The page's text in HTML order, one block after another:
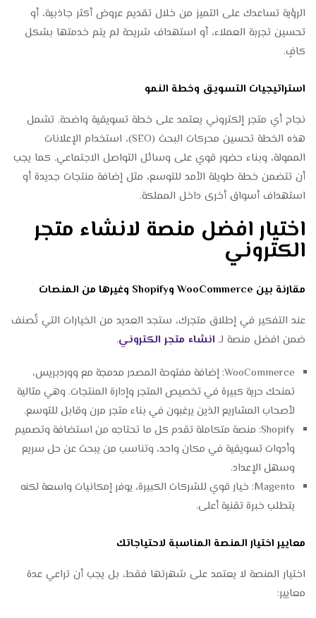
الرؤية تساعدك على التميز من خلال تقديم عروض أكثر جاذبية، أو
تحسين تجربة العملاء، أو استهداف شريحة لم يتم خدمتها بشكل
كافٍ.
استراتيجيات التسويق وخطة النمو
نجاح أي متجر إلكتروني يعتمد على خطة تسويقية واضحة. تشمل
هذه الخطة تحسين محركات البحث (SEO)، استخدام الإعلانات
الممولة، وبناء حضور قوي على وسائل التواصل الاجتماعي. كما يجب
أن تتضمن خطة طويلة الأمد للتوسع، مثل إضافة منتجات جديدة أو
استهداف أسواق أخرى داخل المملكة.
اختيار افضل منصة لانشاء متجر
الكتروني
مقارنة بين WooCommerce وShopify وغيرها من المنصات
عند التفكير في إطلاق متجرك، ستجد العديد من الخيارات التي تُصنف
ضمن افضل منصة لـ انشاء متجر الكتروني.
WooCommerce: إضافة مفتوحة المصدر مدمجة مع ووردبريس،
تمنحك حرية كبيرة في تخصيص المتجر وإدارة المنتجات. وهي مثالية
لأصحاب المشاريع الذين يرغبون في بناء متجر مرن وقابل للتوسع.
Shopify: منصة متكاملة تقدم كل ما تحتاجه من استضافة وتصميم
وأدوات تسويقية في مكان واحد، وتناسب من يبحث عن حل سريع
وسهل الإعداد.
Magento: خيار قوي للشركات الكبيرة، يوفر إمكانيات واسعة لكنه
يتطلب خبرة تقنية أعلى.
معايير اختيار المنصة المناسبة لاحتياجاتك
اختيار المنصة لا يعتمد على شهرتها فقط، بل يجب أن تراعي عدة
معايير: